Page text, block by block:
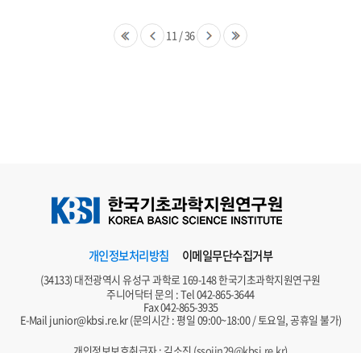
11 /36
개인정보처리방침 이메일무단수집거부
(34133) 대전광역시 유성구 과학로 169-148 한국기초과학지원연구원
주니어닥터 문의 : Tel042-865-3644
Fax 042-865-3935
E-Mail junior@kbsi.re.kr(문의시간 : 평일 09:00~18:00 / 토요일, 공휴일 불가)
개인정보보호취급자 : 김소진 (ssojin29@kbsi.re.kr)